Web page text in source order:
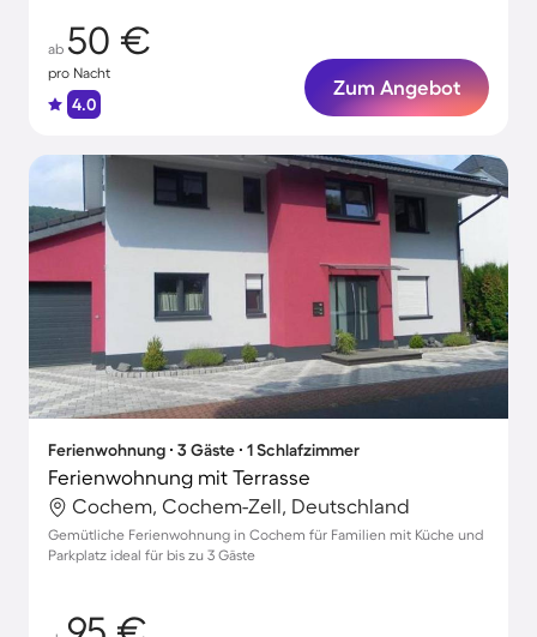
ab 50 €
pro Nacht
4.0
Zum Angebot
Ferienwohnung ∙ 3 Gäste ∙ 1 Schlafzimmer
Ferienwohnung mit Terrasse
Cochem, Cochem-Zell, Deutschland
Gemütliche Ferienwohnung in Cochem für Familien mit Küche und
Parkplatz ideal für bis zu 3 Gäste